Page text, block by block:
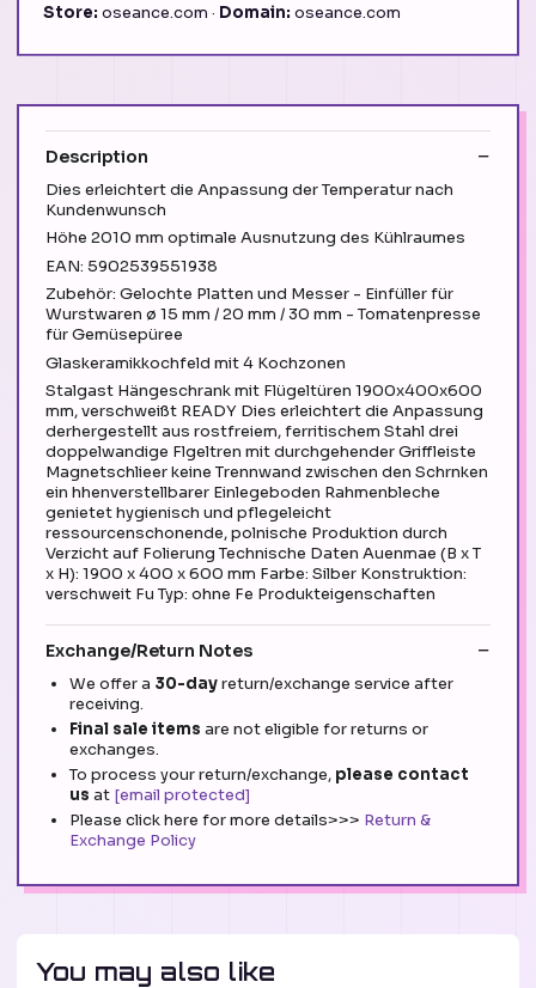
Store: oseance.com · Domain: oseance.com
Description
Dies erleichtert die Anpassung der Temperatur nach
Kundenwunsch
Höhe 2010 mm optimale Ausnutzung des Kühlraumes
EAN: 5902539551938
Zubehör: Gelochte Platten und Messer - Einfüller für
Wurstwaren ø 15 mm / 20 mm / 30 mm - Tomatenpresse
für Gemüsepüree
Glaskeramikkochfeld mit 4 Kochzonen
Stalgast Hängeschrank mit Flügeltüren 1900x400x600
mm, verschweißt READY Dies erleichtert die Anpassung
derhergestellt aus rostfreiem, ferritischem Stahl drei
doppelwandige Flgeltren mit durchgehender Griffleiste
Magnetschlieer keine Trennwand zwischen den Schrnken
ein hhenverstellbarer Einlegeboden Rahmenbleche
genietet hygienisch und pflegeleicht
ressourcenschonende, polnische Produktion durch
Verzicht auf Folierung Technische Daten Auenmae (B x T
x H): 1900 x 400 x 600 mm Farbe: Silber Konstruktion:
verschweit Fu Typ: ohne Fe Produkteigenschaften
Exchange/Return Notes
We offer a 30-dayreturn/exchange service after
receiving.
Final sale items are not eligible for returns or
exchanges.
To process your return/exchange, please contact
us at [email protected]
Please click here for more details>>> Return &
Exchange Policy
You may also like